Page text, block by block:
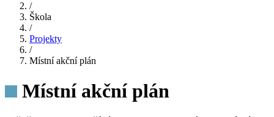
/
Škola
/
Projekty
/
Místní akční plán
Místní akční plán